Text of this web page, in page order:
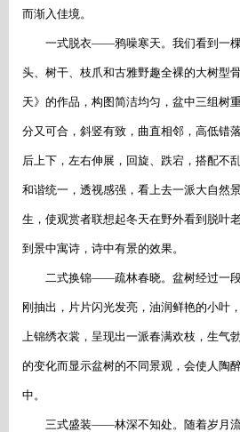
而渐入佳境。
一式脱衣——鸦噪寒天。我们看到一
头、树干、枝爪和古雅野趣全裸的大树型
天》的作品，构图简洁均匀，盆中三组树
分又可合，斜竖有致，曲直相邻，高低错
后上下，左右伸展，回旋、跌宕，搭配不
和谐统一，透视感强，看上去一派大自然
生，使观赏者联想起冬天在野外看到脱叶
到景中寓诗，诗中有景的效果。
二式换锦——疏林春晓。盆树经过一
刚抽出，片片闪光发亮，油润鲜艳的小叶
上锦绣衣裳，呈现出一派春满欢枝，生气
的变化而显示盆树的不同景观，会使人陶
中。
三式盛装——林深不知处。随着岁月